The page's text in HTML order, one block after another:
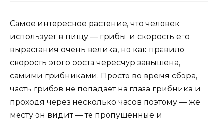
Самое интересное растение, что человек
использует в пищу — грибы, и скорость его
вырастания очень велика, но как правило
скорость этого роста чересчур завышена,
самими грибниками. Просто во время сбора,
часть грибов не попадает на глаза грибника и
проходя через несколько часов поэтому — же
месту он видит — те пропущенные и